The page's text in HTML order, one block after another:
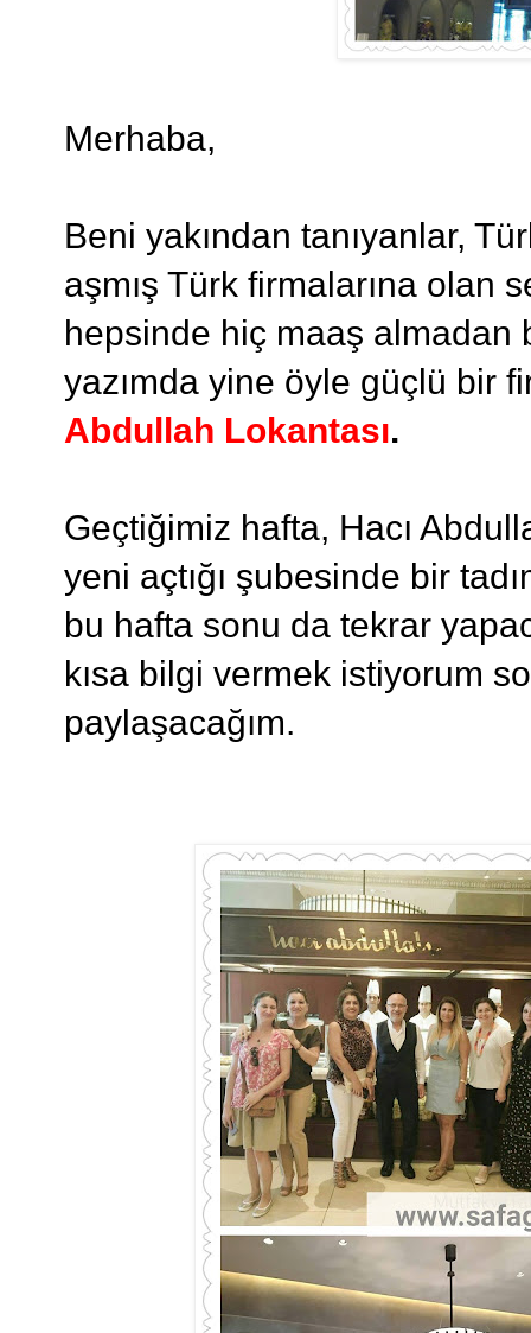
Merhaba,
Beni yakından tanıyanlar,
aşmış Türk firmalarına olan
hepsinde hiç maaş almadan
yazımda yine öyle güçlü bir
Abdullah Lokantası.
Geçtiğimiz hafta, Hacı
yeni açtığı şubesinde bir
bu hafta sonu da tekrar
kısa bilgi vermek istiyorum
paylaşacağım.